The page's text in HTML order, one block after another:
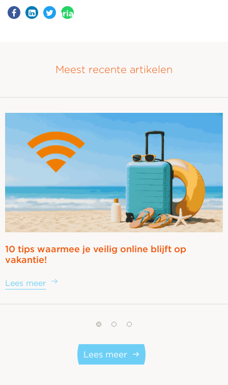
aria-
Meest recente artikelen
10 tips waarmee je veilig online blijft op
vakantie!
Lees meer
Lees meer